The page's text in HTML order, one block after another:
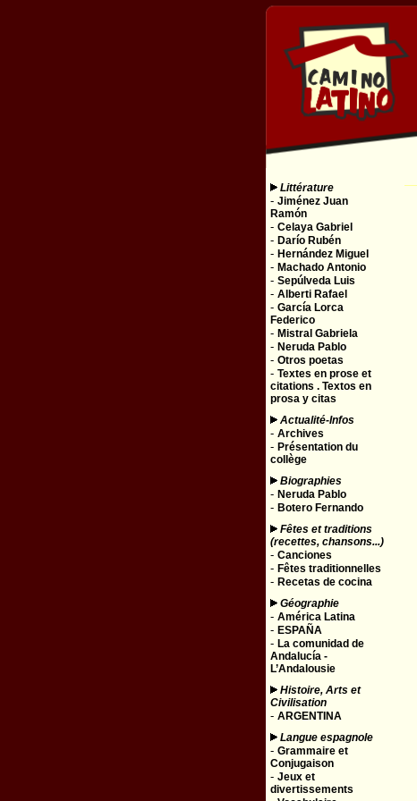
Littérature
- Jiménez Juan
Ramón
- Celaya Gabriel
- Darío Rubén
- Hernández Miguel
- Machado Antonio
- Sepúlveda Luis
- Alberti Rafael
- García Lorca
Federico
- Mistral Gabriela
- Neruda Pablo
- Otros poetas
- Textes en prose et
citations . Textos en
prosa y citas
Actualité-Infos
- Archives
- Présentation du
collège
Biographies
- Neruda Pablo
- Botero Fernando
Fêtes et traditions
(recettes, chansons...)
- Canciones
- Fêtes traditionnelles
- Recetas de cocina
Géographie
- América Latina
- ESPAÑA
- La comunidad de
Andalucía -
L’Andalousie
Histoire, Arts et
Civilisation
- ARGENTINA
Langue espagnole
- Grammaire et
Conjugaison
- Jeux et
divertissements